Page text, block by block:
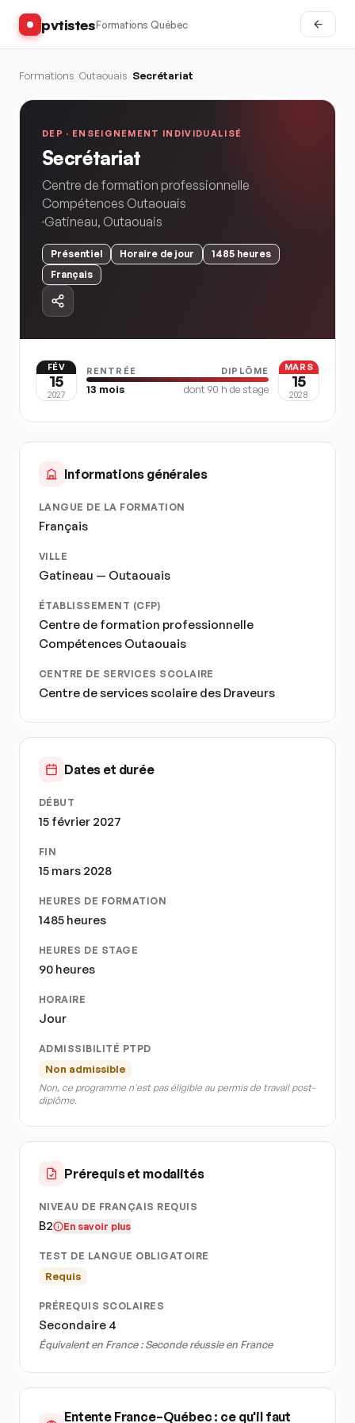
pvtistesFormations Québec
Formations Outaouais Secrétariat
DEP · ENSEIGNEMENT INDIVIDUALISÉ
Secrétariat
Centre de formation professionnelle
Compétences Outaouais
Gatineau, Outaouais
Présentiel Horaire de jour 1485 heures
Français
FÉV
15
2027
RENTRÉE DIPLÔME
13 mois dont 90 h de stage
MARS
15
2028
Informations générales
LANGUE DE LA FORMATION
Français
VILLE
Gatineau — Outaouais
ÉTABLISSEMENT (CFP)
Centre de formation professionnelle
Compétences Outaouais
CENTRE DE SERVICES SCOLAIRE
Centre de services scolaire des Draveurs
Dates et durée
DÉBUT
15 février 2027
FIN
15 mars 2028
HEURES DE FORMATION
1485 heures
HEURES DE STAGE
90 heures
HORAIRE
Jour
ADMISSIBILITÉ PTPD
Non admissible
Non, ce programme n'est pas éligible au permis de travail post-
diplôme.
Prérequis et modalités
NIVEAU DE FRANÇAIS REQUIS
B2 En savoir plus
TEST DE LANGUE OBLIGATOIRE
Requis
PRÉREQUIS SCOLAIRES
Secondaire 4
Équivalent en France :Seconde réussie en France
Entente France–Québec : ce qu'il faut